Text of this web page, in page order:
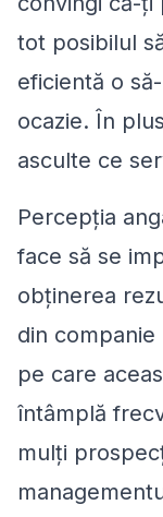
tot posibilul
eficientă o
ocazie. În
asculte ce
Percepția
face să se
obținerea
din
pe care
întâmplă
mulți